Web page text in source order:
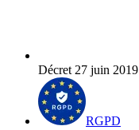
Décret 27 juin 2019
RGPD